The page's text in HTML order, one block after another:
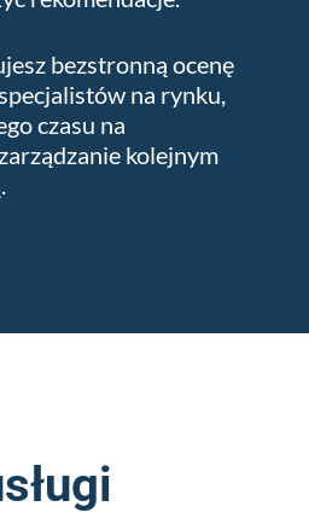
bezstronną ocenę
na rynku,
czasu na
kolejnym